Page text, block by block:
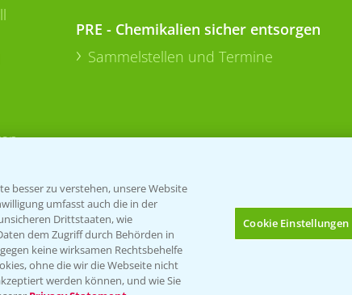
PRE - Chemikalien sicher entsorgen
Sammelstellen und Termine
Folgen Sie uns
besser zu verstehen, unsere Website
umfasst auch die in der
Drittstaaten, wie
dem Zugriff durch Behörden in
keine wirksamen Rechtsbehelfe
ohne die wir die Webseite nicht
werden können, und wie Sie
Cookie Einstellungen